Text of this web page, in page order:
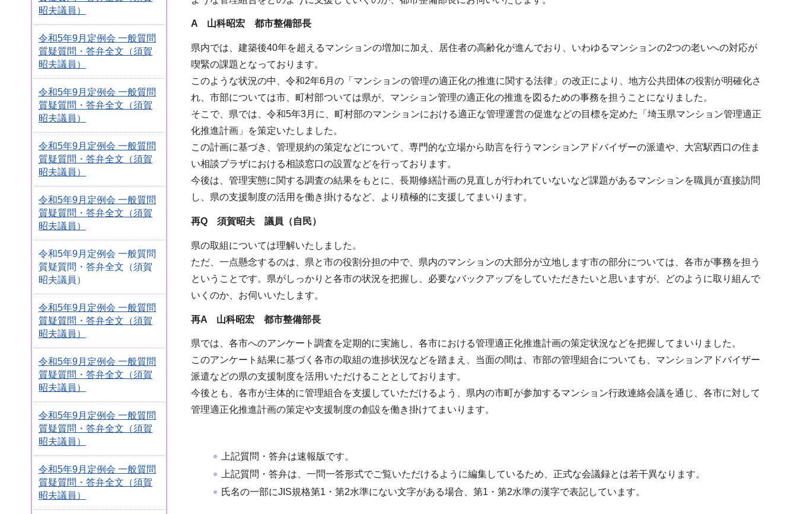
昭夫議員）
令和5年9月定例会 一般質問
質疑質問・答弁全文（須賀
昭夫議員）
令和5年9月定例会 一般質問
質疑質問・答弁全文（須賀
昭夫議員）
令和5年9月定例会 一般質問
質疑質問・答弁全文（須賀
昭夫議員）
令和5年9月定例会 一般質問
質疑質問・答弁全文（須賀
昭夫議員）
令和5年9月定例会 一般質問
質疑質問・答弁全文（須賀
昭夫議員）
令和5年9月定例会 一般質問
質疑質問・答弁全文（須賀
昭夫議員）
令和5年9月定例会 一般質問
質疑質問・答弁全文（須賀
昭夫議員）
令和5年9月定例会 一般質問
質疑質問・答弁全文（須賀
昭夫議員）
令和5年9月定例会 一般質問
質疑質問・答弁全文（須賀
昭夫議員）
A 山科昭宏 都市整備部長
県内では、建築後40年を超えるマンションの増加に加え、居住者の高齢化が進んでおり、いわゆるマンションの2つの老いへの対応が
喫緊の課題となっております。
このような状況の中、令和2年6月の「マンションの管理の適正化の推進に関する法律」の改正により、地方公共団体の役割が明確化さ
れ、市部については市、町村部ついては県が、マンション管理の適正化の推進を図るための事務を担うことになりました。
そこで、県では、令和5年3月に、町村部のマンションにおける適正な管理運営の促進などの目標を定めた「埼玉県マンション管理適正
化推進計画」を策定いたしました。
この計画に基づき、管理規約の策定などについて、専門的な立場から助言を行うマンションアドバイザーの派遣や、大宮駅西口の住ま
い相談プラザにおける相談窓口の設置などを行っております。
今後は、管理実態に関する調査の結果をもとに、長期修繕計画の見直しが行われていないなど課題があるマンションを職員が直接訪問
し、県の支援制度の活用を働き掛けるなど、より積極的に支援してまいります。
再Q 須賀昭夫 議員（自民）
県の取組については理解いたしました。
ただ、一点懸念するのは、県と市の役割分担の中で、県内のマンションの大部分が立地します市の部分については、各市が事務を担う
ということです。県がしっかりと各市の状況を把握し、必要なバックアップをしていただきたいと思いますが、どのように取り組んで
いくのか、お伺いいたします。
再A 山科昭宏 都市整備部長
県では、各市へのアンケート調査を定期的に実施し、各市における管理適正化推進計画の策定状況などを把握してまいりました。
このアンケート結果に基づく各市の取組の進捗状況などを踏まえ、当面の間は、市部の管理組合についても、マンションアドバイザー
派遣などの県の支援制度を活用いただけることとしております。
今後とも、各市が主体的に管理組合を支援していただけるよう、県内の市町が参加するマンション行政連絡会議を通じ、各市に対して
管理適正化推進計画の策定や支援制度の創設を働き掛けてまいります。
上記質問・答弁は速報版です。
上記質問・答弁は、一問一答形式でご覧いただけるように編集しているため、正式な会議録とは若干異なります。
氏名の一部にJIS規格第1・第2水準にない文字がある場合、第1・第2水準の漢字で表記しています。